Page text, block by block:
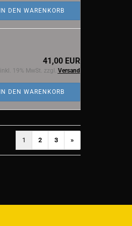
IN DEN WARENKORB
41,00 EUR
inkl. 19% MwSt. zzgl. Versand
IN DEN WARENKORB
1 2 3 »